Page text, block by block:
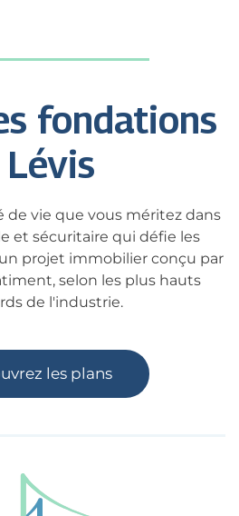
fondations
Lévis
de vie que vous méritez dans
et sécuritaire qui défie les
projet immobilier conçu par
selon les plus hauts
de l'industrie.
les plans